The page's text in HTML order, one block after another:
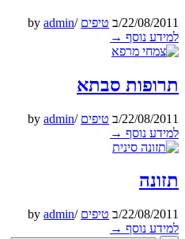
22/08/2011
/ב טיפים /
by admin
למידע נוסף →
תרופות סבתא
22/08/2011
/ב טיפים /
by admin
למידע נוסף →
תזונה
22/08/2011
/ב טיפים /
by admin
למידע נוסף →